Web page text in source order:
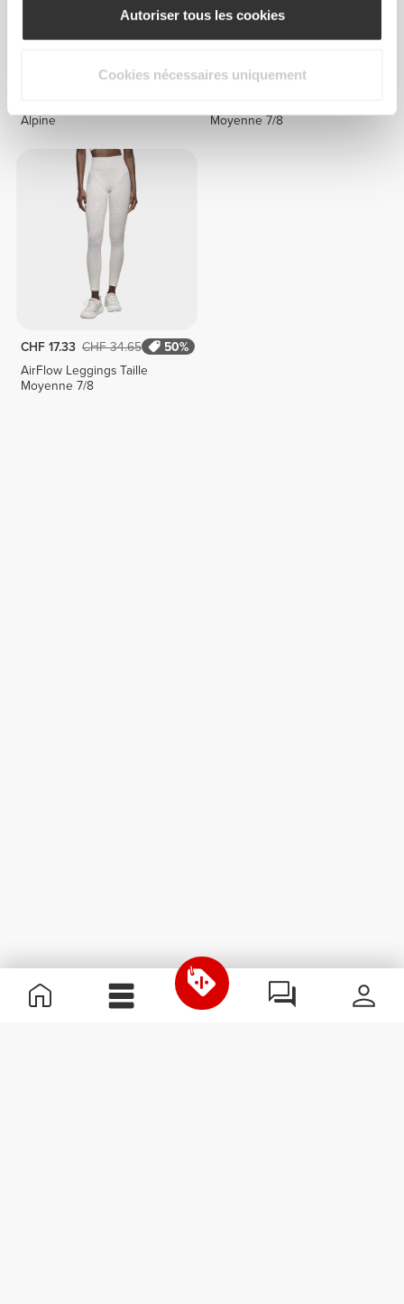
Autoriser tous les cookies
Cookies nécessaires uniquement
CHF 39.70
40%
Alpine
CHF 17.33 CHF 34.65
Moyenne 7/8
CHF 17.33 CHF 34.65
50%
AirFlow Leggings Taille
Moyenne 7/8